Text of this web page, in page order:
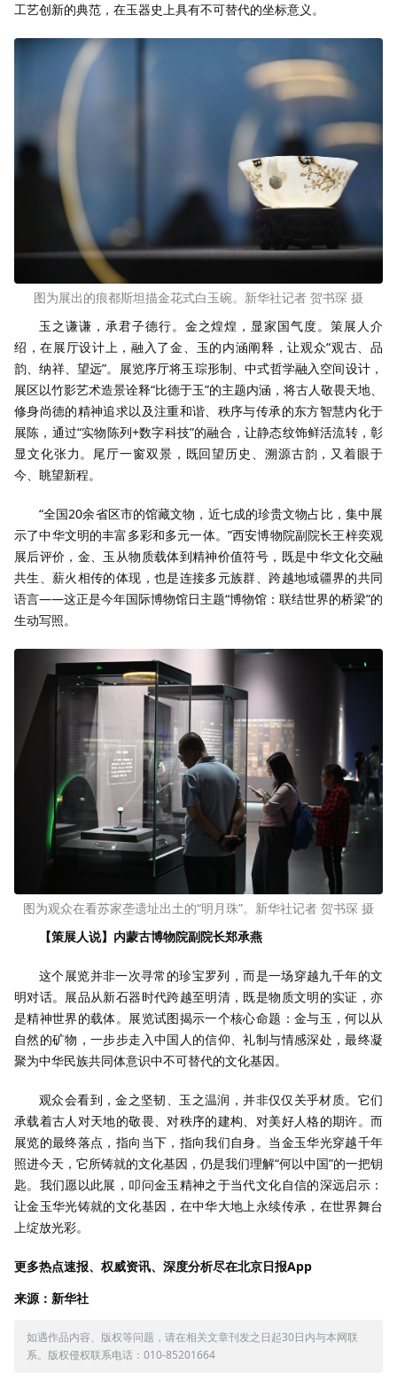
工艺创新的典范，在玉器史上具有不可替代的坐标意义。
图为展出的痕都斯坦描金花式白玉碗。新华社记者 贺书琛 摄
玉之谦谦，承君子德行。金之煌煌，显家国气度。策展人介
绍，在展厅设计上，融入了金、玉的内涵阐释，让观众“观古、品
韵、纳祥、望远”。展览序厅将玉琮形制、中式哲学融入空间设计，
展区以竹影艺术造景诠释“比德于玉”的主题内涵，将古人敬畏天地、
修身尚德的精神追求以及注重和谐、秩序与传承的东方智慧内化于
展陈，通过“实物陈列+数字科技”的融合，让静态纹饰鲜活流转，彰
显文化张力。尾厅一窗双景，既回望历史、溯源古韵，又着眼于
今、眺望新程。
“全国20余省区市的馆藏文物，近七成的珍贵文物占比，集中展
示了中华文明的丰富多彩和多元一体。”西安博物院副院长王梓奕观
展后评价，金、玉从物质载体到精神价值符号，既是中华文化交融
共生、薪火相传的体现，也是连接多元族群、跨越地域疆界的共同
语言——这正是今年国际博物馆日主题“博物馆：联结世界的桥梁”的
生动写照。
图为观众在看苏家垄遗址出土的“明月珠”。新华社记者 贺书琛 摄
【策展人说】内蒙古博物院副院长郑承燕
这个展览并非一次寻常的珍宝罗列，而是一场穿越九千年的文
明对话。展品从新石器时代跨越至明清，既是物质文明的实证，亦
是精神世界的载体。展览试图揭示一个核心命题：金与玉，何以从
自然的矿物，一步步走入中国人的信仰、礼制与情感深处，最终凝
聚为中华民族共同体意识中不可替代的文化基因。
观众会看到，金之坚韧、玉之温润，并非仅仅关乎材质。它们
承载着古人对天地的敬畏、对秩序的建构、对美好人格的期许。而
展览的最终落点，指向当下，指向我们自身。当金玉华光穿越千年
照进今天，它所铸就的文化基因，仍是我们理解“何以中国”的一把钥
匙。我们愿以此展，叩问金玉精神之于当代文化自信的深远启示：
让金玉华光铸就的文化基因，在中华大地上永续传承，在世界舞台
上绽放光彩。
更多热点速报、权威资讯、深度分析尽在北京日报App
来源：新华社
如遇作品内容、版权等问题，请在相关文章刊发之日起30日内与本网联
系。版权侵权联系电话：010-85201664